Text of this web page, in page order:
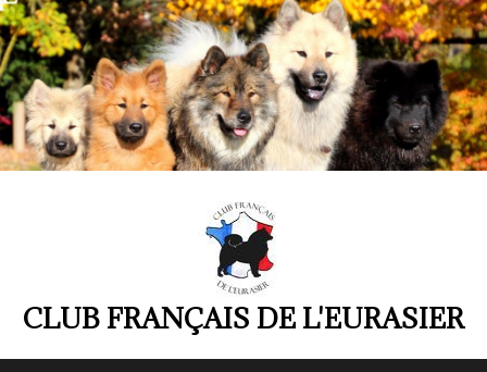
CLUB FRANÇAIS DE L'EURASIER